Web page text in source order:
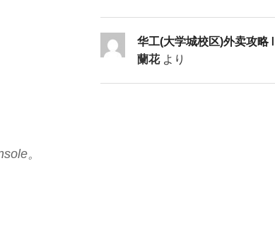
。
华工(大学城校区)外卖攻略Ⅱ
蘭花より